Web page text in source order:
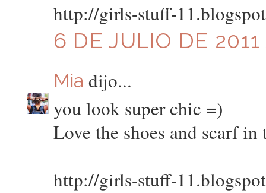
http://girls-stuff-
6 DE JULIO DE
Mia dijo...
you look super chic =)
Love the shoes and scarf
http://girls-stuff-